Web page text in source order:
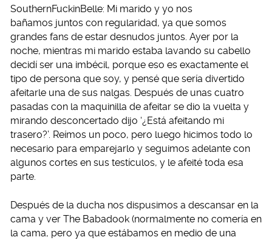
SouthernFuckinBelle: Mi marido y yo nos
bañamos juntos con regularidad, ya que somos
grandes fans de estar desnudos juntos. Ayer por la
noche, mientras mi marido estaba lavando su cabello
decidí ser una imbécil, porque eso es exactamente el
tipo de persona que soy, y pensé que sería divertido
afeitarle una de sus nalgas. Después de unas cuatro
pasadas con la maquinilla de afeitar se dio la vuelta y
mirando desconcertado dijo ‘¿Está afeitando mi
trasero?’. Reímos un poco, pero luego hicimos todo lo
necesario para emparejarlo y seguimos adelante con
algunos cortes en sus testículos, y le afeité toda esa
parte.
Después de la ducha nos dispusimos a descansar en la
cama y ver The Babadook (normalmente no comería en
la cama, pero ya que estábamos en medio de una